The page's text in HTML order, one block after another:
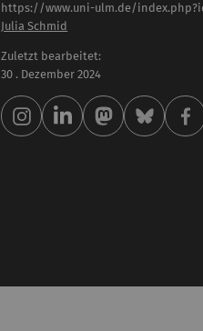
https://www.uni-ulm.de/
Julia Schmid
Zuletzt bearbeitet:
30 . Dezember 2024